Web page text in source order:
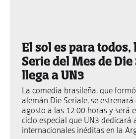
El sol es para
Serie del Mes de
llega a UN3
La comedia brasileña, que
alemán Die Seriale, se estrenará
agosto a las 12:00 horas y será
ciclo especial que UN3 dedicará
internacionales inéditas en la